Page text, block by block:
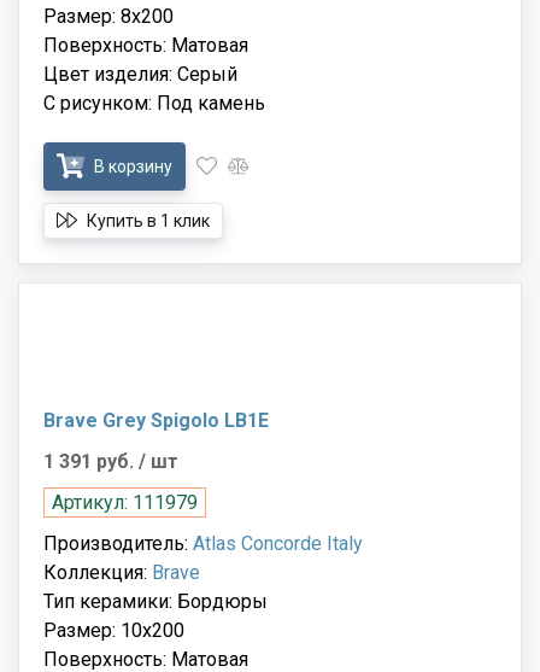
Размер: 8x200
Поверхность: Матовая
Цвет изделия: Серый
С рисунком: Под камень
В корзину
Купить в 1 клик
Brave Grey Spigolo LB1E
1 391 руб. / шт
Артикул: 111979
Производитель: Atlas Concorde Italy
Коллекция: Brave
Тип керамики: Бордюры
Размер: 10x200
Поверхность: Матовая